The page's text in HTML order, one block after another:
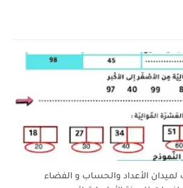
لميدان الأعداد والحساب و الفضاء